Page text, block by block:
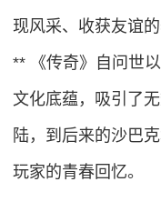
现风采、收获友谊
** 《传奇》自问世
文化底蕴，吸引了
陆，到后来的沙巴
玩家的青春回忆。